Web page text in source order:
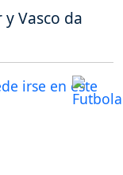
Vasco da